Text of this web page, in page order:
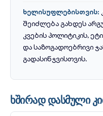
ხელისუფლებისთვის:
შეიძლება გახდეს
კვების პოლიტიკის,
და საზოგადოებრივი
გადასინჯვისთვის.
ხშირად დასმული